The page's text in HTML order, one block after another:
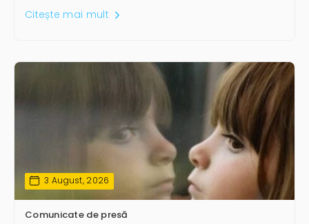
Citește mai mult
3 August, 2026
Comunicate de presă